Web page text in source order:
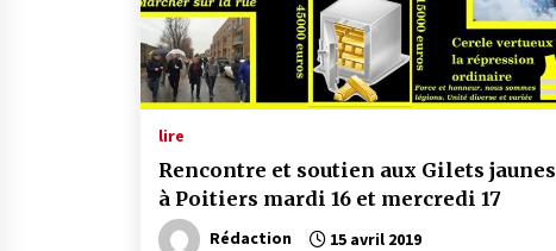
lire
Rencontre et soutien aux Gilets jaunes
à Poitiers mardi 16 et mercredi 17
Rédaction 15 avril 2019